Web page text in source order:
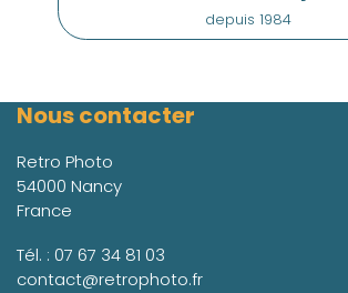
depuis 1984
Nous contacter
Retro Photo
54000 Nancy
France
Tél. : 07 67 34 81 03
contact@retrophoto.fr